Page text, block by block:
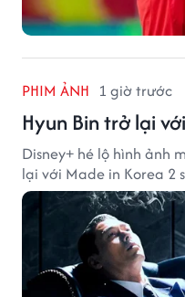
PHIM ẢNH 1 giờ trước
Hyun Bin trở lại
Disney+ hé lộ hình ảnh
lại với Made in Korea 2